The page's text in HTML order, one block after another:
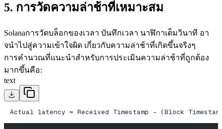
5. การวัดความล่าช้าที่เหมาะสม
Solanaการวัดบล็อกของเวลา บันทึกเวลา นาฬิกาเต็มวินาที อา
จนําไปสู่ความเข้าใจผิด เกี่ยวกับความล่าช้าที่เกิดขึ้นจริงๆ
การคํานวณที่แนะนําสําหรับการประเมินความล่าช้าที่ถูกต้อง
มากขึ้นคือ:
text
Actual latency ≈ Received Timestamp - (Block